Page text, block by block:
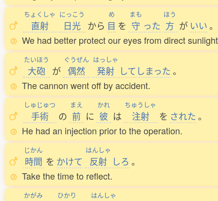
ちょくしゃ
直射
にっこう
日光 から
め
目 を
まも
守 った
ほう
方 が いい。
We had better protect our eyes from direct
たいほう
大砲 が
ぐうぜん
偶然
はっしゃ
発射 してしまった。
The cannon went off by accident.
しゅじゅつ
手術 の
まえ
前 に
かれ
彼 は
ちゅうしゃ
注射 を された。
He had an injection prior to the operation.
じかん
時間 を かけて
はんしゃ
反射 しろ 。
Take the time to reflect.
かがみ ひかり はんしゃ